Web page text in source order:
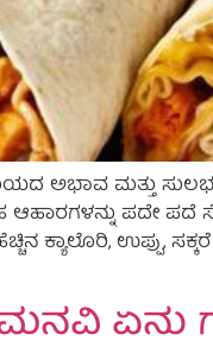
ಅಭಾವ ಮತ್ತು
ಆಹಾರಗಳನ್ನು ಪದೇ ಪದೆ
ಉಪ್ಪು, ಸಕ್ಕರೆ
ಏನು